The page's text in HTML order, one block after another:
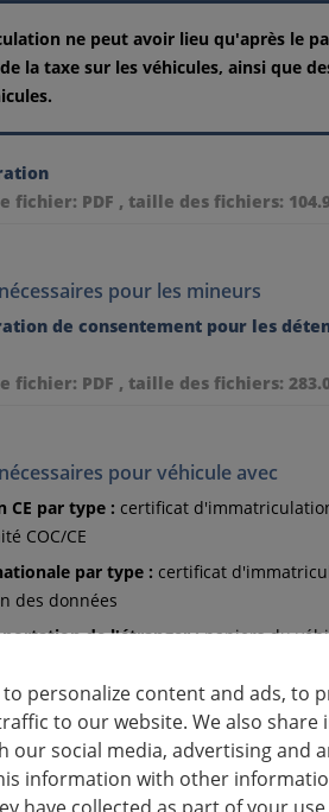
ne peut avoir lieu qu'après le
la taxe sur les véhicules, ainsi que
fichier: PDF , taille des fichiers:
pour les mineurs
de consentement pour les
fichier: PDF , taille des fichiers:
pour véhicule avec
CE par type : certificat
COC/CE
par type : certificat
des données
de l'étranger :papiers du
provenance d'un pays non
d'innocuité douanière, le cas
to personalize content and ads, to
to our website. We also
our social media, advertising and
information with other
have collected as part of your